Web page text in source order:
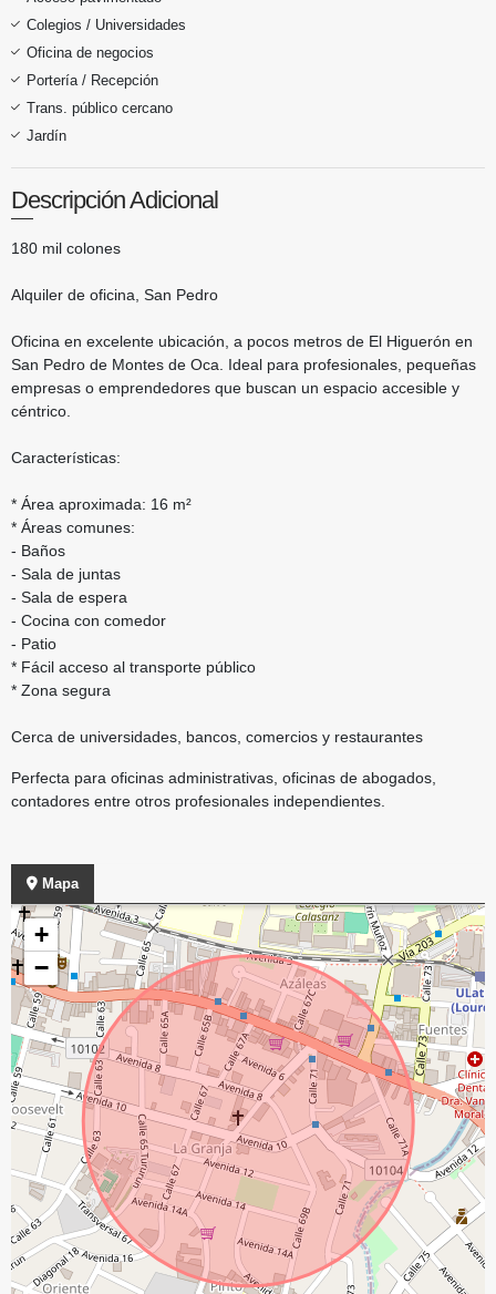
Colegios / Universidades
Oficina de negocios
Portería / Recepción
Trans. público cercano
Jardín
Descripción Adicional
180 mil colones
Alquiler de oficina, San Pedro
Oficina en excelente ubicación, a pocos metros de El Higuerón en
San Pedro de Montes de Oca. Ideal para profesionales, pequeñas
empresas o emprendedores que buscan un espacio accesible y
céntrico.
Características:
* Área aproximada: 16 m²
* Áreas comunes:
- Baños
- Sala de juntas
- Sala de espera
- Cocina con comedor
- Patio
* Fácil acceso al transporte público
* Zona segura
Cerca de universidades, bancos, comercios y restaurantes
Perfecta para oficinas administrativas, oficinas de abogados,
contadores entre otros profesionales independientes.
Mapa
+
−